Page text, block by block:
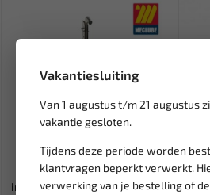
Vakantiesluiting
Van 1 augustus t/m 21 augustus
vakantie gesloten.
Tijdens deze periode worden
klantvragen beperkt verwerkt.
verwerking van je bestelling of
Leverbaar
MECLUBE Remontluchter
inclusief adapters ML 080-17...